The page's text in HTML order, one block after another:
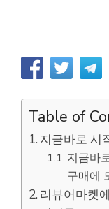
Table of
지금바로 시
지금바
구매에
리뷰어마켓